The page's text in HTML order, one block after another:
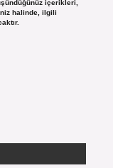
içerikleri,
halinde, ilgili